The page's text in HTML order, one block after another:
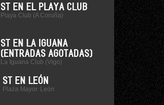
ST EN EL PLAYA CLUB
Playa Club (A Coruña)
ST EN LA IGUANA
(ENTRADAS AGOTADAS)
La Iguana Club (Vigo)
ST EN LEÓN
Plaza Mayor. León